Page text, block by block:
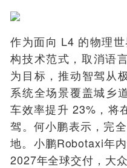
作为面向 L4 的物理
构技术范式，取消语
为目标，推动智驾从
系统全场景覆盖城乡
车效率提升 23%，将
驾。何小鹏表示，完
地。小鹏Robotaxi年
2027年全球交付，大众